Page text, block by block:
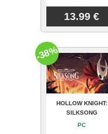
13.99 €
HOLLOW KNIGHT:
SILKSONG
PC
-38%